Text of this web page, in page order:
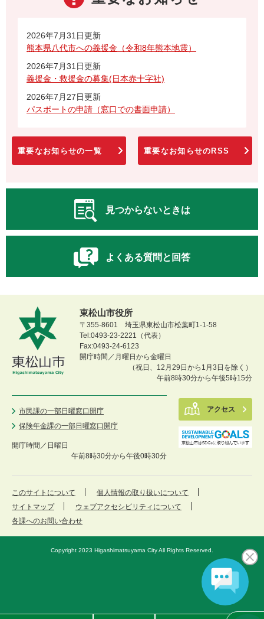
2026年7月31日更新
熊本県八代市への義援金（令和8年熊本地震）
2026年7月31日更新
義援金・救援金の募集(日本赤十字社)
2026年7月27日更新
パスポートの申請（窓口での書面申請）
重要なお知らせの一覧 重要なお知らせのRSS
見つからないときは
よくある質問と回答
東松山市役所
〒355-8601 埼玉県東松山市松葉町1-1-58
Tel:0493-23-2221（代表）
Fax:0493-24-6123
開庁時間／月曜日から金曜日
（祝日、12月29日から1月3日を除く）
午前8時30分から午後5時15分
市民課の一部日曜窓口開庁
保険年金課の一部日曜窓口開庁
開庁時間／ 日曜日
午前8時30分から午後0時30分
アクセス
このサイトについて
個人情報の取り扱いについて
サイトマップ
ウェブアクセシビリティについて
各課へのお問い合わせ
Copyright 2023 Higashimatsuyama City All Rights Reserved.